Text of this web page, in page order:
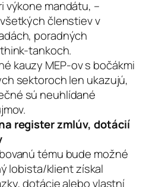
výkone mandátu, –
členstiev v
poradných
tankoch.
kauzy MEP-ov s bočákmi
sektoroch len ukazujú,
sú neuhlídané
register zmlúv, dotácií
tému bude možné
lobista/klient získal
dotácie alebo vlastní